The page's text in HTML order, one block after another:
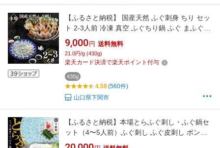
【ふるさと納税】 国産天然 ふぐ刺身 ちり セッ
ト 2-3人前 冷凍 真空 ふぐちり鍋 ふぐ まふぐ
刺身 てっさ とらふぐ アラ てっちり フグ刺し
刺し身 本場 下関 海鮮鍋 鍋セット 高級魚 フグ
鮮魚 刺し身 ふるさと納税ふぐ 発送時期が選べ
9,000円 送料無料
21.0円/g (430g)
楽天カード決済で楽天ポイント付与
430g
4.58(560件)
山口県下関市
【ふるさと納税】本場とらふぐ刺し・ふぐ鍋セ
ット（4〜5人前）ふぐ刺し ふぐ皮刺し ポン
酢・薬味付 冷凍 てっちり鍋 てっさ 家庭用 贈答